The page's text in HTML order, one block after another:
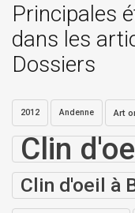
Principales
dans les
Dossiers
2012 Andenne Art
Clin
Clin d'oeil à